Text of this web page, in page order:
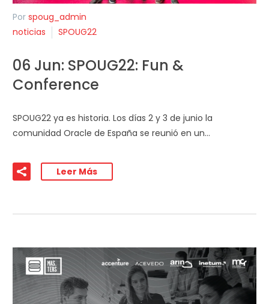
Por spoug_admin
noticias
SPOUG22
06 Jun: SPOUG22: Fun &
Conference
SPOUG22 ya es historia. Los días 2 y 3 de junio la
comunidad Oracle de España se reunió en un…
Leer Más